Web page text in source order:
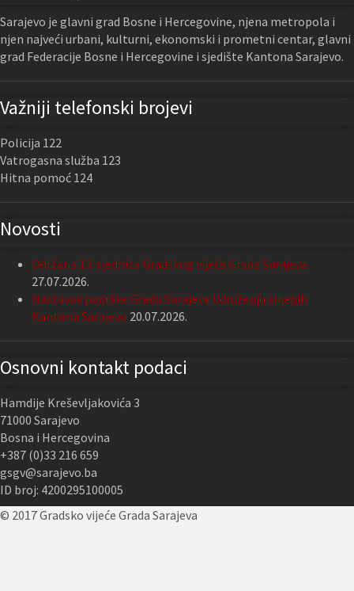
Sarajevo je glavni grad Bosne i Hercegovine, njena metropola i
njen najveći urbani, kulturni, ekonomski i prometni centar, glavni
grad Federacije Bosne i Hercegovine i sjedište Kantona Sarajevo.
Važniji telefonski brojevi
Policija 122
Vatrogasna služba 123
Hitna pomoć 124
Novosti
Održana 13. sjednica Gradskog vijeća Grada Sarajeva
27.07.2026.
Nastavak podrške Grada Sarajeva Udruženju slijepih
Kantona Sarajevo 20.07.2026.
Osnovni kontakt podaci
Hamdije Kreševljakovića 3
71000 Sarajevo
Bosna i Hercegovina
+387 (0)33 216 659
gsgv@sarajevo.ba
ID broj: 4200295100005
© 2017 Gradsko vijeće Grada Sarajeva